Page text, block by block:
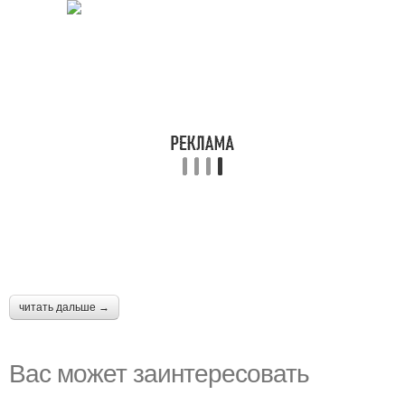
читать дальше →
Вас может заинтересовать